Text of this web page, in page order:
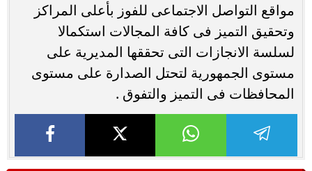
مواقع التواصل الاجتماعى للفوز بأعلى المراكز
وتحقيق التميز فى كافة المجالات استكمالا
لسلسة الانجازات التى تحققها المديرية على
مستوى الجمهورية لتحتل الصدارة على مستوى
المحافظات فى التميز والتفوق .